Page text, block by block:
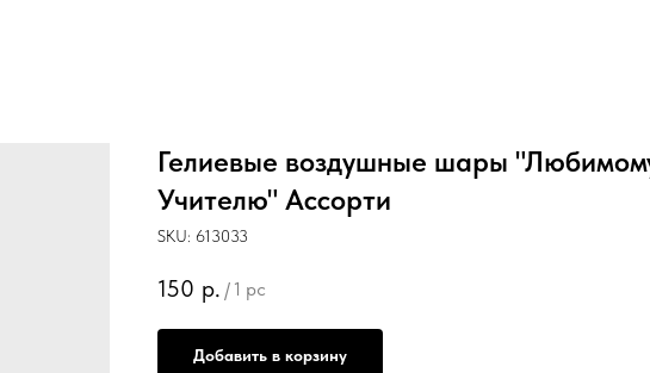
Гелиевые воздушные шары
Учителю" Ассорти
SKU: 613033
150 р. / 1 pc
Добавить в корзину